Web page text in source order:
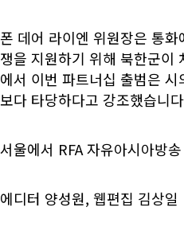
폰 데어 라이엔 위원장은 통화
쟁을 지원하기 위해 북한군이
에서 이번 파트너십 출범은
보다 타당하다고 강조했습니
서울에서 RFA 자유아시아방
에디터 양성원, 웹편집 김상일